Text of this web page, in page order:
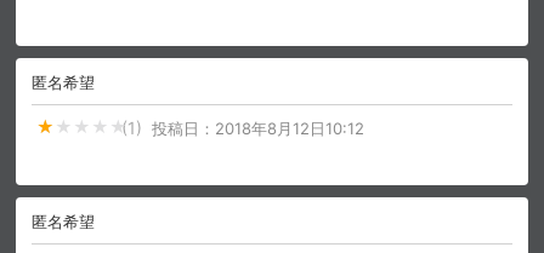
匿名希望
(1) 投稿日： 2018年8月12日10:12
匿名希望